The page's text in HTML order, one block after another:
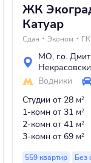
ЖК
Катуар
Сдан Эконом
МО, г.о.
Водники
Студии от 28 м2
1-комн от 31 м2
2-комн от 41 м2
3-комн от 69 м2
559 квартир
Без